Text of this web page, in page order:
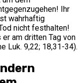
Ihr
wahrhaftig
nicht festhalten!
am dritten Tag von
Luk. 9,22; 18,31-34).